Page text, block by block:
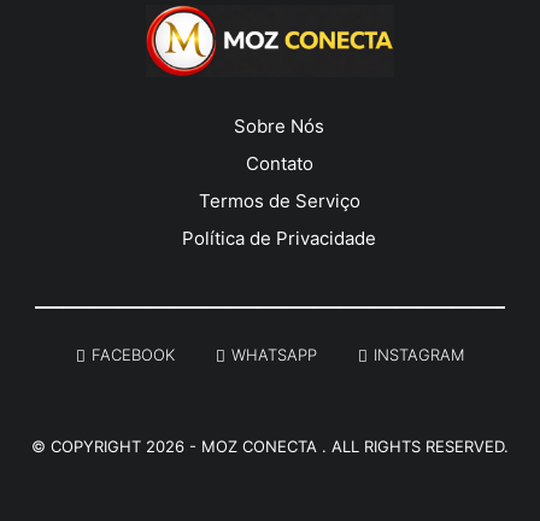
Sobre Nós
Contato
Termos de Serviço
Política de Privacidade
FACEBOOK WHATSAPP INSTAGRAM
© COPYRIGHT 2026 - MOZ CONECTA . ALL RIGHTS RESERVED.